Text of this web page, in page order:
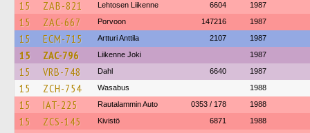
15 ZAB-821 Lehtosen Liikenne 6604 1987
15 ZAC-667 Porvoon 147216 1987
15 ECM-715 Artturi Anttila 2107 1987
15 ZAC-796 Liikenne Joki 1987
15 VRB-748 Dahl 6640 1987
15 ZCH-754 Wasabus 1988
15 IAT-225 Rautalammin Auto 0353 / 178 1988
15 ZCS-145 Kivistö 6871 1988